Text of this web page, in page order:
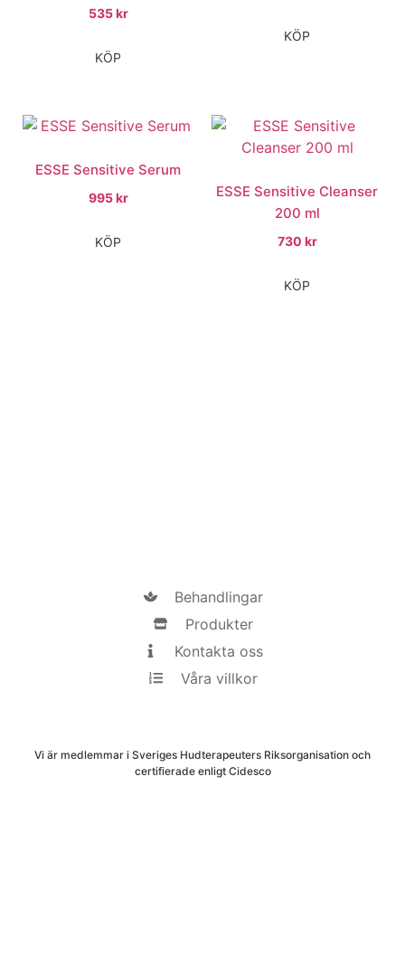
535kr
KÖP
KÖP
ESSE Sensitive Serum
995kr
KÖP
ESSE Sensitive Cleanser
200 ml
730 kr
KÖP
Behandlingar
Produkter
Kontakta oss
Våra villkor
Vi är medlemmar i Sveriges Hudterapeuters Riksorganisation och
certifierade enligt Cidesco